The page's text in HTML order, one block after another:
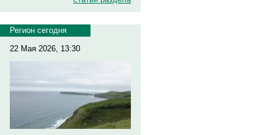
Регион сегодня
22 Мая 2026, 13:30